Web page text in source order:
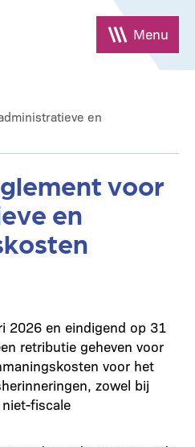
Menu
en
voor
en
2026 en eindigend op 31
retributie geheven voor
voor het
zowel bij
fiscale